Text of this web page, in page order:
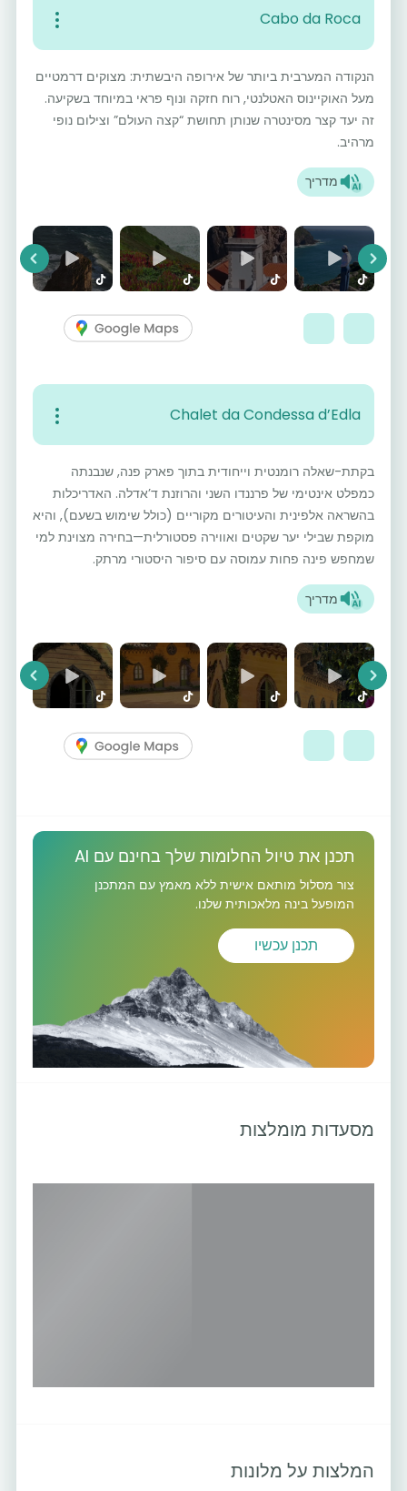
Cabo da Roca
הנקודה המערבית ביותר של אירופה היבשתית: מצוקים דרמטיים
מעל האוקיינוס האטלנטי, רוח חזקה ונוף פראי במיוחד בשקיעה.
זה יעד קצר מסינטרה שנותן תחושת “קצה העולם” וצילום נופי
מרהיב.
מדריך
Next
Chalet da Condessa d’Edla
בקתת-שאלה רומנטית וייחודית בתוך פארק פנה, שנבנתה
כמפלט אינטימי של פרננדו השני והרוזנת ד’אדלה. האדריכלות
בהשראה אלפינית והעיטורים מקוריים (כולל שימוש בשעם), והיא
מוקפת שבילי יער שקטים ואווירה פסטורלית—בחירה מצוינת למי
שמחפש פינה פחות עמוסה עם סיפור היסטורי מרתק.
מדריך
Next
תכנן את טיול החלומות שלך בחינם עם AI
צור מסלול מותאם אישית ללא מאמץ עם המתכנן
המופעל בינה מלאכותית שלנו.
תכנן עכשיו
מסעדות מומלצות
המלצות על מלונות